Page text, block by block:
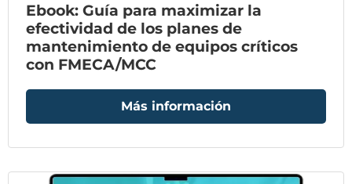
Ebook: Guía para maximizar la
efectividad de los planes de
mantenimiento de equipos críticos
con FMECA/MCC
Más información